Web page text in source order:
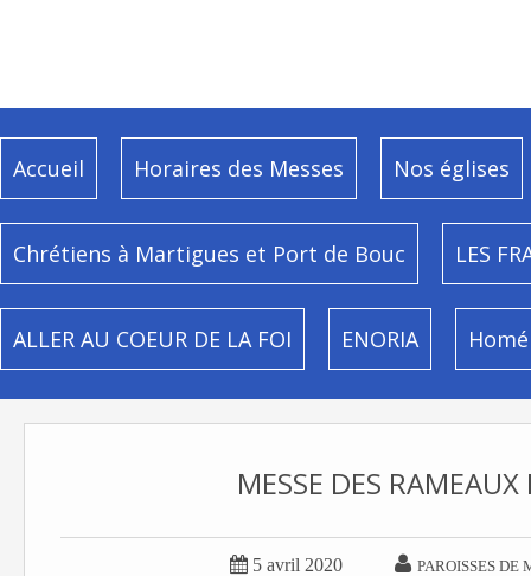
Accueil Horaires des Messes Nos églises
Chrétiens à Martigues et Port de Bouc LES
ALLER AU COEUR DE LA FOI ENORIA
MESSE DES
 5 avril 2020  PAROISSES DE